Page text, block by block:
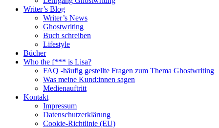
Writer’s Blog
Writer’s News
Ghostwriting
Buch schreiben
Lifestyle
Bücher
Who the f*** is Lisa?
FAQ -häufig gestellte Fragen zum Thema Ghostwriting
Was meine Kund:innen sagen
Medienauftritt
Kontakt
Impressum
Datenschutzerklärung
Cookie-Richtlinie (EU)